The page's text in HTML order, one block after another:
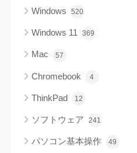
Windows 520
Windows 11 369
Mac 57
Chromebook 4
ThinkPad 12
ソフトウェア 241
パソコン基本操作 49